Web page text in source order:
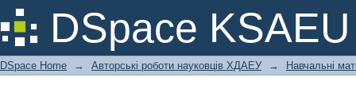
DSpace KSAEU
Методичні рекомендації до
дисципліни «Цитологія,
(магістерського) рівня вищої
спеціальності 212 «Ветеринарна
DSpace Home → Авторські роботи науковців ХДАЕУ → Навчальні